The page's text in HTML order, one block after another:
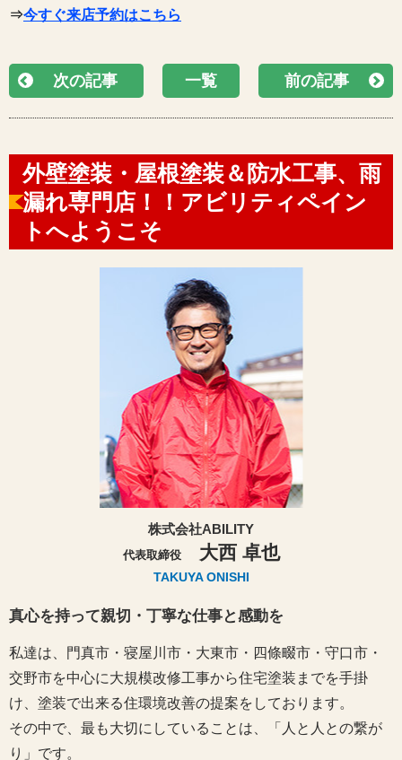
⇒今すぐ来店予約はこちら
次の記事 一覧 前の記事
外壁塗装・屋根塗装＆防水工事、雨
漏れ専門店！！アビリティペイン
トへようこそ
株式会社ABILITY
代表取締役 大西 卓也
TAKUYA ONISHI
真心を持って親切・丁寧な仕事と感動を
私達は、門真市・寝屋川市・大東市・四條畷市・守口市・
交野市を中心に大規模改修工事から住宅塗装までを手掛
け、塗装で出来る住環境改善の提案をしております。
その中で、最も大切にしていることは、「人と人との繋が
り」です。